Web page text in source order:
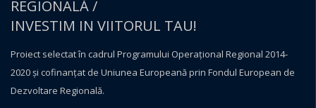
REGIONALĂ /
INVESTIM IN VIITORUL TAU!
Proiect selectat în cadrul Programului Operațional Regional 2014-
2020 și cofinanțat de Uniunea Europeană prin Fondul European de
Dezvoltare Regională.